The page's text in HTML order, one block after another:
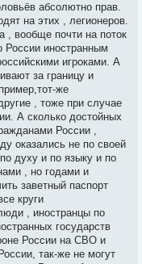
абсолютно прав.
на этих , легионеров.
, вообще почти на поток
России иностранным
игроками. А
за границу и
же
, тоже при случае
А сколько достойных
России ,
оказались не по своей
духу и по языку и по
, но годами и
заветный паспорт
круги
, иностранцы по
государств
России на СВО и
так-же не могут